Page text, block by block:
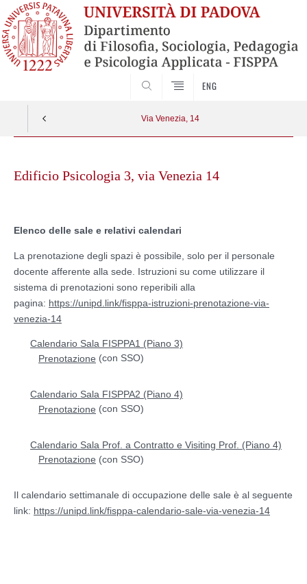
ENG
Via Venezia, 14
contentEdificio Psicologia 3, via Venezia 14
Elenco delle sale e relativi calendari
La prenotazione degli spazi è possibile, solo per il personale
docente afferente alla sede. Istruzioni su come utilizzare il
sistema di prenotazioni sono reperibili alla
pagina: https://unipd.link/fisppa-istruzioni-prenotazione-via-
venezia-14
Calendario Sala FISPPA1 (Piano 3)
Prenotazione (con SSO)
Calendario Sala FISPPA2 (Piano 4)
Prenotazione (con SSO)
Calendario Sala Prof. a Contratto e Visiting Prof. (Piano 4)
Prenotazione (con SSO)
Il calendario settimanale di occupazione delle sale è al seguente
link: https://unipd.link/fisppa-calendario-sale-via-venezia-14